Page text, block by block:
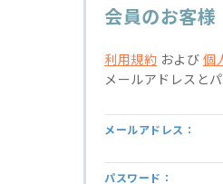
会員のお客様
利用規約 および個
メールアドレスと
メールアドレス：
パスワード：